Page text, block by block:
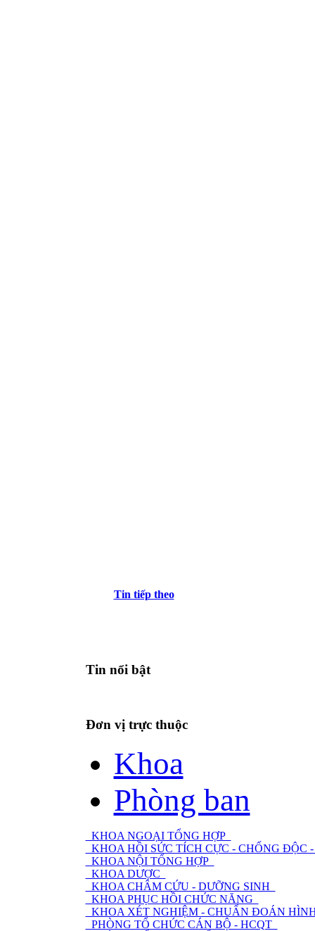
Tin tiếp theo
Tin nổi bật
Đơn vị trực thuộc
Khoa
Phòng ban
KHOA NGOẠI TỔNG HỢP
KHOA HỒI SỨC TÍCH CỰC - CHỐNG
KHOA NỘI TỔNG HỢP
KHOA DƯỢC
KHOA CHÂM CỨU - DƯỠNG SINH
KHOA PHỤC HỒI CHỨC NĂNG
KHOA XÉT NGHIỆM - CHUẨN ĐOÁN
PHÒNG TỔ CHỨC CÁN BỘ - HCQT